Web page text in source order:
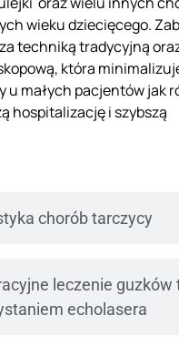
chorób tarczycy
leczenie guzków
echolasera
wieku dziecięcego.
techniką tradycyjną
która
u małych pacjentów jak
hospitalizację i szybszą